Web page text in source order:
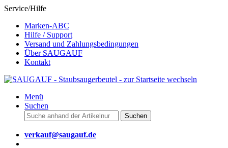
Service/Hilfe
Marken-ABC
Hilfe / Support
Versand und Zahlungsbedingungen
Über SAUGAUF
Kontakt
Menü
Suchen
Suchen
verkauf@saugauf.de